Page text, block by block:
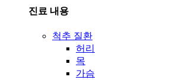
진료 내용
척추 질환
허리
목
가슴